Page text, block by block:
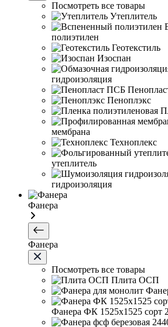
Посмотреть все товары
Утеплитель
полиэтилен
Геотекстиль
Изоспан
гидроизоляция
Пеноплэкс
мембрана
Техноплекс
утеплитель
гидроизоляция
Фанера
Фанера
Посмотреть все товары
Плита ОСП
Фанера ФК 1525х1525 сорт